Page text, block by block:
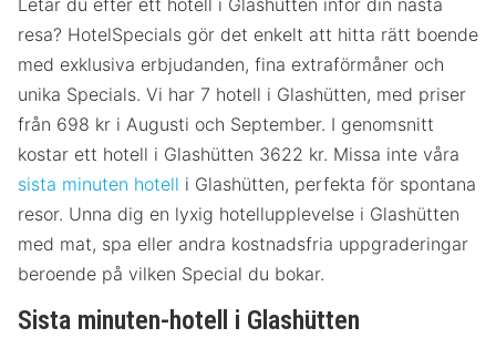
Letar du efter ett hotell i Glashütten inför din nästa
resa? HotelSpecials gör det enkelt att hitta rätt boende
med exklusiva erbjudanden, fina extraförmåner och
unika Specials. Vi har 7 hotell i Glashütten, med priser
från 698 kr i Augusti och September. I genomsnitt
kostar ett hotell i Glashütten 3622 kr. Missa inte våra
sista minuten hotell i Glashütten, perfekta för spontana
resor. Unna dig en lyxig hotellupplevelse i Glashütten
med mat, spa eller andra kostnadsfria uppgraderingar
beroende på vilken Special du bokar.
Sista minuten-hotell i Glashütten